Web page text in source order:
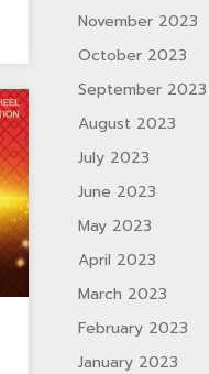
November 2023
October 2023
September 2023
August 2023
July 2023
June 2023
May 2023
April 2023
March 2023
February 2023
January 2023